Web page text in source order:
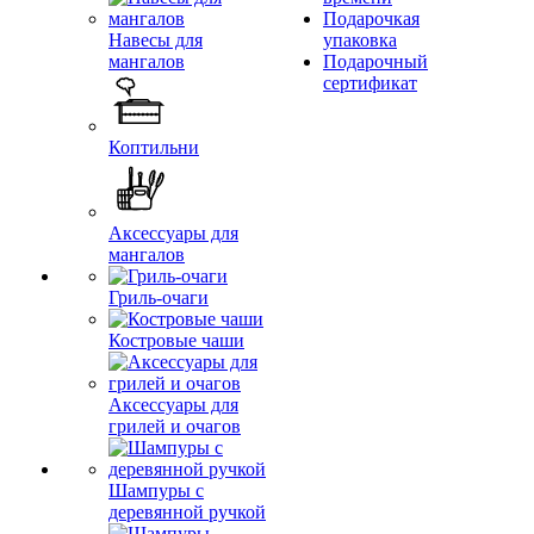
Навесы для
мангалов
Коптильни
Аксессуары для
мангалов
Гриль-очаги
Костровые чаши
Аксессуары для
грилей и очагов
Шампуры с
деревянной ручкой
Подарочкая
упаковка
Подарочный
сертификат